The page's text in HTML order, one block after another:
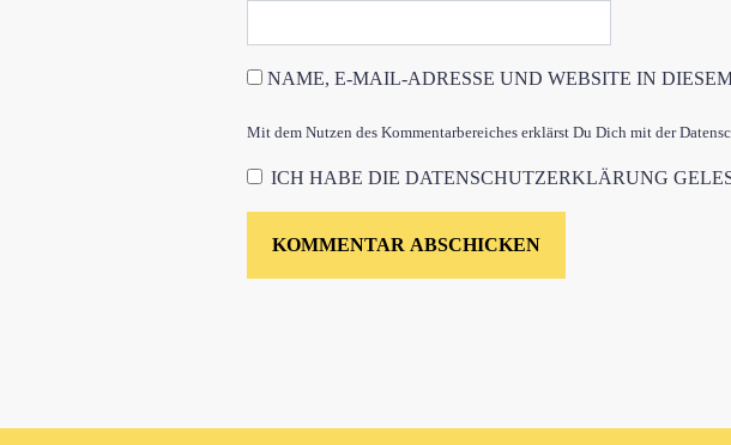
NAME, E-MAIL-ADRESSE UND WEBSITE IN
Mit dem Nutzen des Kommentarbereiches erklärst Du Dich mit der
ICH HABE DIE DATENSCHUTZERKLÄRUNG